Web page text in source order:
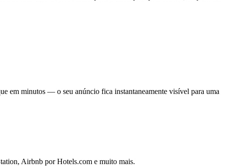
em minutos — o seu anúncio fica instantaneamente visível para uma
Airbnb por Hotels.com e muito mais.